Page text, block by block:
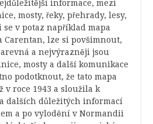
informace, mezi
mosty, řeky, přehrady, lesy,
se v potaz například mapa
Carentan, lze si povšimnout,
a nejvýrazněji jsou
mosty a další komunikace
podotknout, že tato mapa
v roce 1943 a sloužila k
dalších důležitých informací
a po vylodění v Normandii